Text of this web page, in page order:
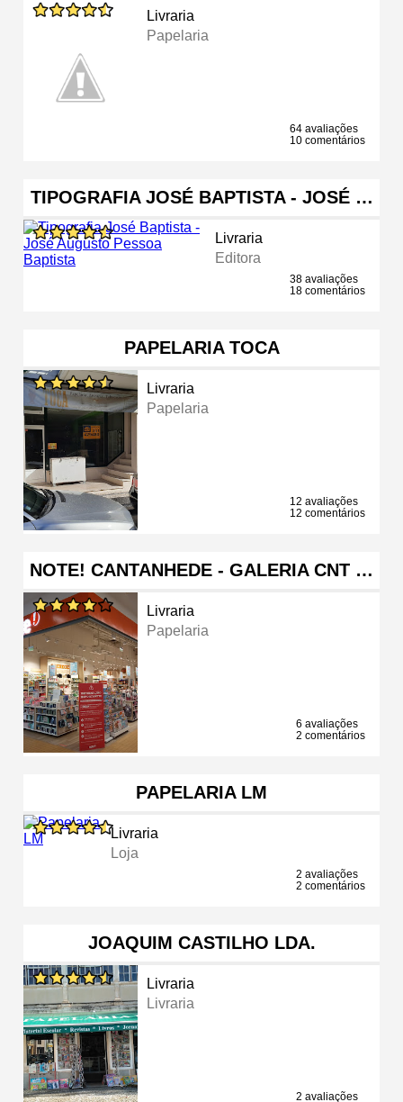
Livraria
Papelaria
64 avaliações
10 comentários
TIPOGRAFIA JOSÉ BAPTISTA - JOSÉ …
Livraria
Editora
38 avaliações
18 comentários
PAPELARIA TOCA
Livraria
Papelaria
12 avaliações
12 comentários
NOTE! CANTANHEDE - GALERIA CNT …
Livraria
Papelaria
6 avaliações
2 comentários
PAPELARIA LM
Livraria
Loja
2 avaliações
2 comentários
JOAQUIM CASTILHO LDA.
Livraria
Livraria
2 avaliações